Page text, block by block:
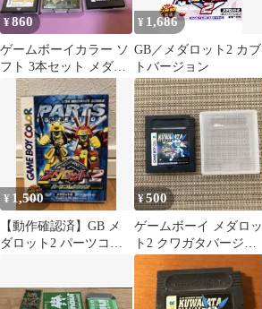
¥860
ゲームボーイカラー ソ
フト 3本セット メダロ
ット 遊戯王
¥ 1,686
GB／メダロット2 カブ
トバージョン
¥ 1,500
【動作確認済】GB メ
ダロット2 パーツコレ
¥500
ゲームボーイ メダロッ
ト2 クワガタバージョ
ン